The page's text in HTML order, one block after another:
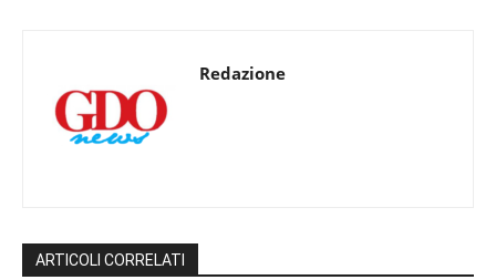
Redazione
ARTICOLI CORRELATI